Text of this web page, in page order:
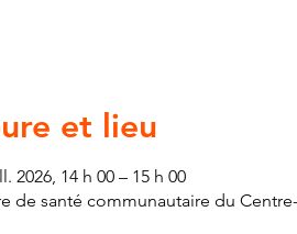
et lieu
2026, 14 h 00 – 15 h 00
de santé communautaire du